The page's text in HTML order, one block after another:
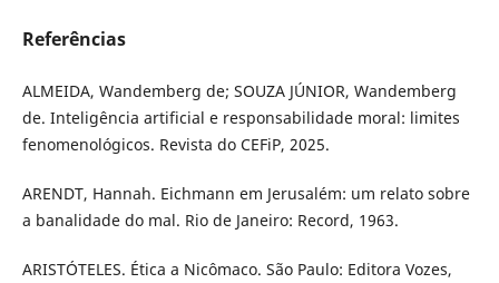
Referências
ALMEIDA, Wandemberg de; SOUZA JÚNIOR, Wandemberg
de. Inteligência artificial e responsabilidade moral: limites
fenomenológicos. Revista do CEFiP, 2025.
ARENDT, Hannah. Eichmann em Jerusalém: um relato sobre
a banalidade do mal. Rio de Janeiro: Record, 1963.
ARISTÓTELES. Ética a Nicômaco. São Paulo: Editora Vozes,